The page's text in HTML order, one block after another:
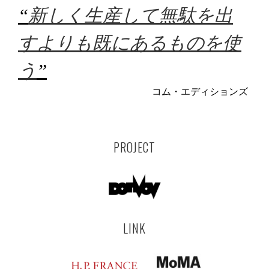
“新しく生産して無駄を出
すよりも既にあるものを使
う ”
コム・エディションズ
PROJECT
LINK